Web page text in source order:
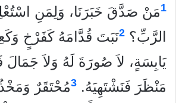
1مَنْ صَدَّقَ خَبَرَنَا، وَلِمَنِ
الرَّبِّ؟ 2نَبَتَ قُدَّامَهُ كَفَرْخٍ
يَابِسَةٍ، لاَ صُورَةَ لَهُ وَلاَ جَمَالَ
مَنْظَرَ فَنَشْتَهِيَهُ. 3مُحْتَقَرٌ